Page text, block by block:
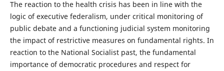
The reaction to the health crisis has been in line with the
logic of executive federalism, under critical monitoring of
public debate and a functioning judicial system monitoring
the impact of restrictive measures on fundamental rights. In
reaction to the National Socialist past, the fundamental
importance of democratic procedures and respect for